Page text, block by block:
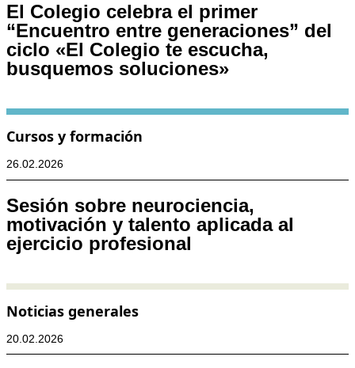
El Colegio celebra el primer
“Encuentro entre generaciones” del
ciclo «El Colegio te escucha,
busquemos soluciones»
Cursos y formación
26.02.2026
Sesión sobre neurociencia,
motivación y talento aplicada al
ejercicio profesional
Noticias generales
20.02.2026